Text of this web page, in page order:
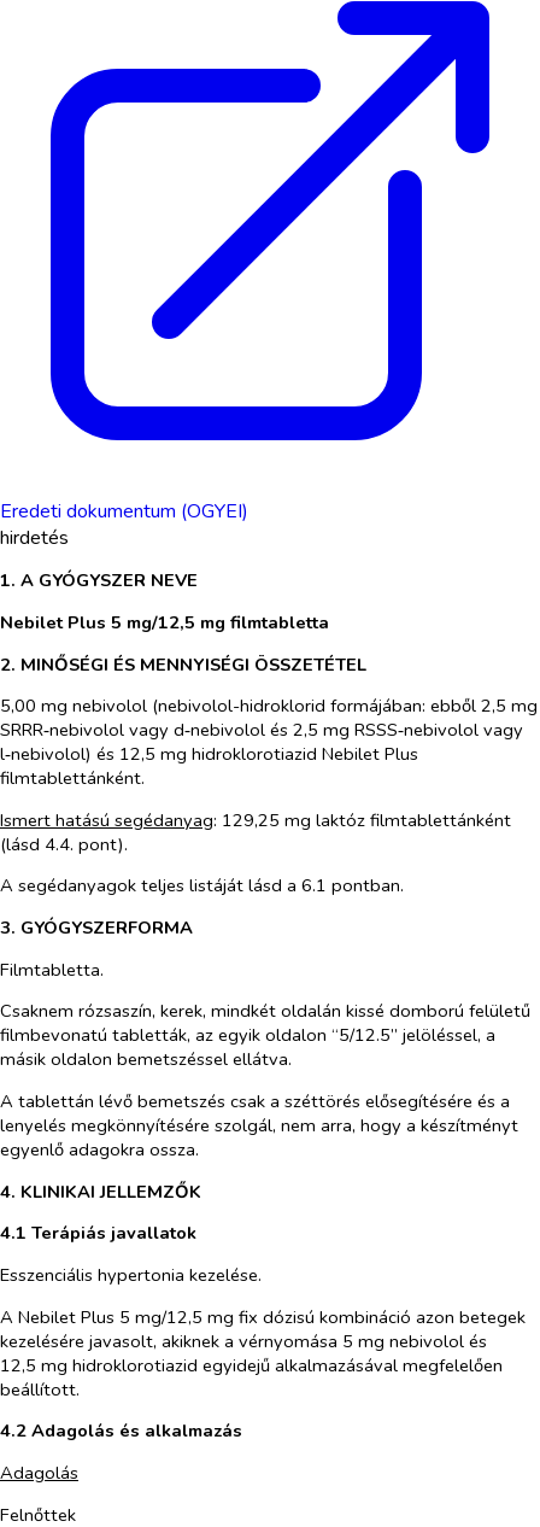
Eredeti dokumentum (OGYEI)
hirdetés
1. A GYÓGYSZER NEVE
Nebilet Plus 5 mg/12,5 mg filmtabletta
2. MINŐSÉGI ÉS MENNYISÉGI ÖSSZETÉTEL
5,00 mg nebivolol (nebivolol-hidroklorid formájában: ebből 2,5 mg
SRRR‑nebivolol vagy d‑nebivolol és 2,5 mg RSSS‑nebivolol vagy
l‑nebivolol) és 12,5 mg hidroklorotiazid Nebilet Plus
filmtablettánként.
Ismert hatású segédanyag: 129,25 mg laktóz filmtablettánként
(lásd 4.4. pont).
A segédanyagok teljes listáját lásd a 6.1 pontban.
3. GYÓGYSZERFORMA
Filmtabletta.
Csaknem rózsaszín, kerek, mindkét oldalán kissé domború felületű
filmbevonatú tabletták, az egyik oldalon “5/12.5” jelöléssel, a
másik oldalon bemetszéssel ellátva.
A tablettán lévő bemetszés csak a széttörés elősegítésére és a
lenyelés megkönnyítésére szolgál, nem arra, hogy a készítményt
egyenlő adagokra ossza.
4. KLINIKAI JELLEMZŐK
4.1 Terápiás javallatok
Esszenciális hypertonia kezelése.
A Nebilet Plus 5 mg/12,5 mg fix dózisú kombináció azon betegek
kezelésére javasolt, akiknek a vérnyomása 5 mg nebivolol és
12,5 mg hidroklorotiazid egyidejű alkalmazásával megfelelően
beállított.
4.2 Adagolás és alkalmazás
Adagolás
Felnőttek